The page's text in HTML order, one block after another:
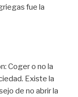
fue la
Coger o no la
Existe la
de no abrir la